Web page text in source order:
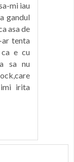
mi iau
gandul
asa de
ar tenta
e cu
sa nu
irita